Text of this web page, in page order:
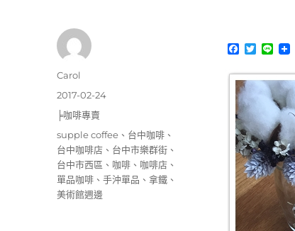
F
c
e
b
o
o
k
T
i
t
r
L
n
e
作
者
Carol
發
佈
日
期:
2017-02-24
分
╞咖啡專賣
標
籤
supple coffee 、 台中咖啡 、
台中咖啡店 、 台中市樂群街 、
台中市西區 、 咖啡 、 咖啡店 、
單品咖啡 、手沖單品 、拿鐵 、
美術館週邊